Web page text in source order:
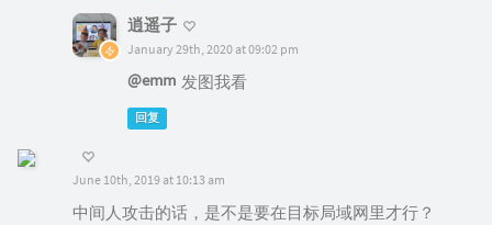
逍遥子
January 29th, 2020 at 09:02 pm
@emm 发图我看
回复
June 10th, 2019 at 10:13 am
中间人攻击的话，是不是要在目标局域网里才行？